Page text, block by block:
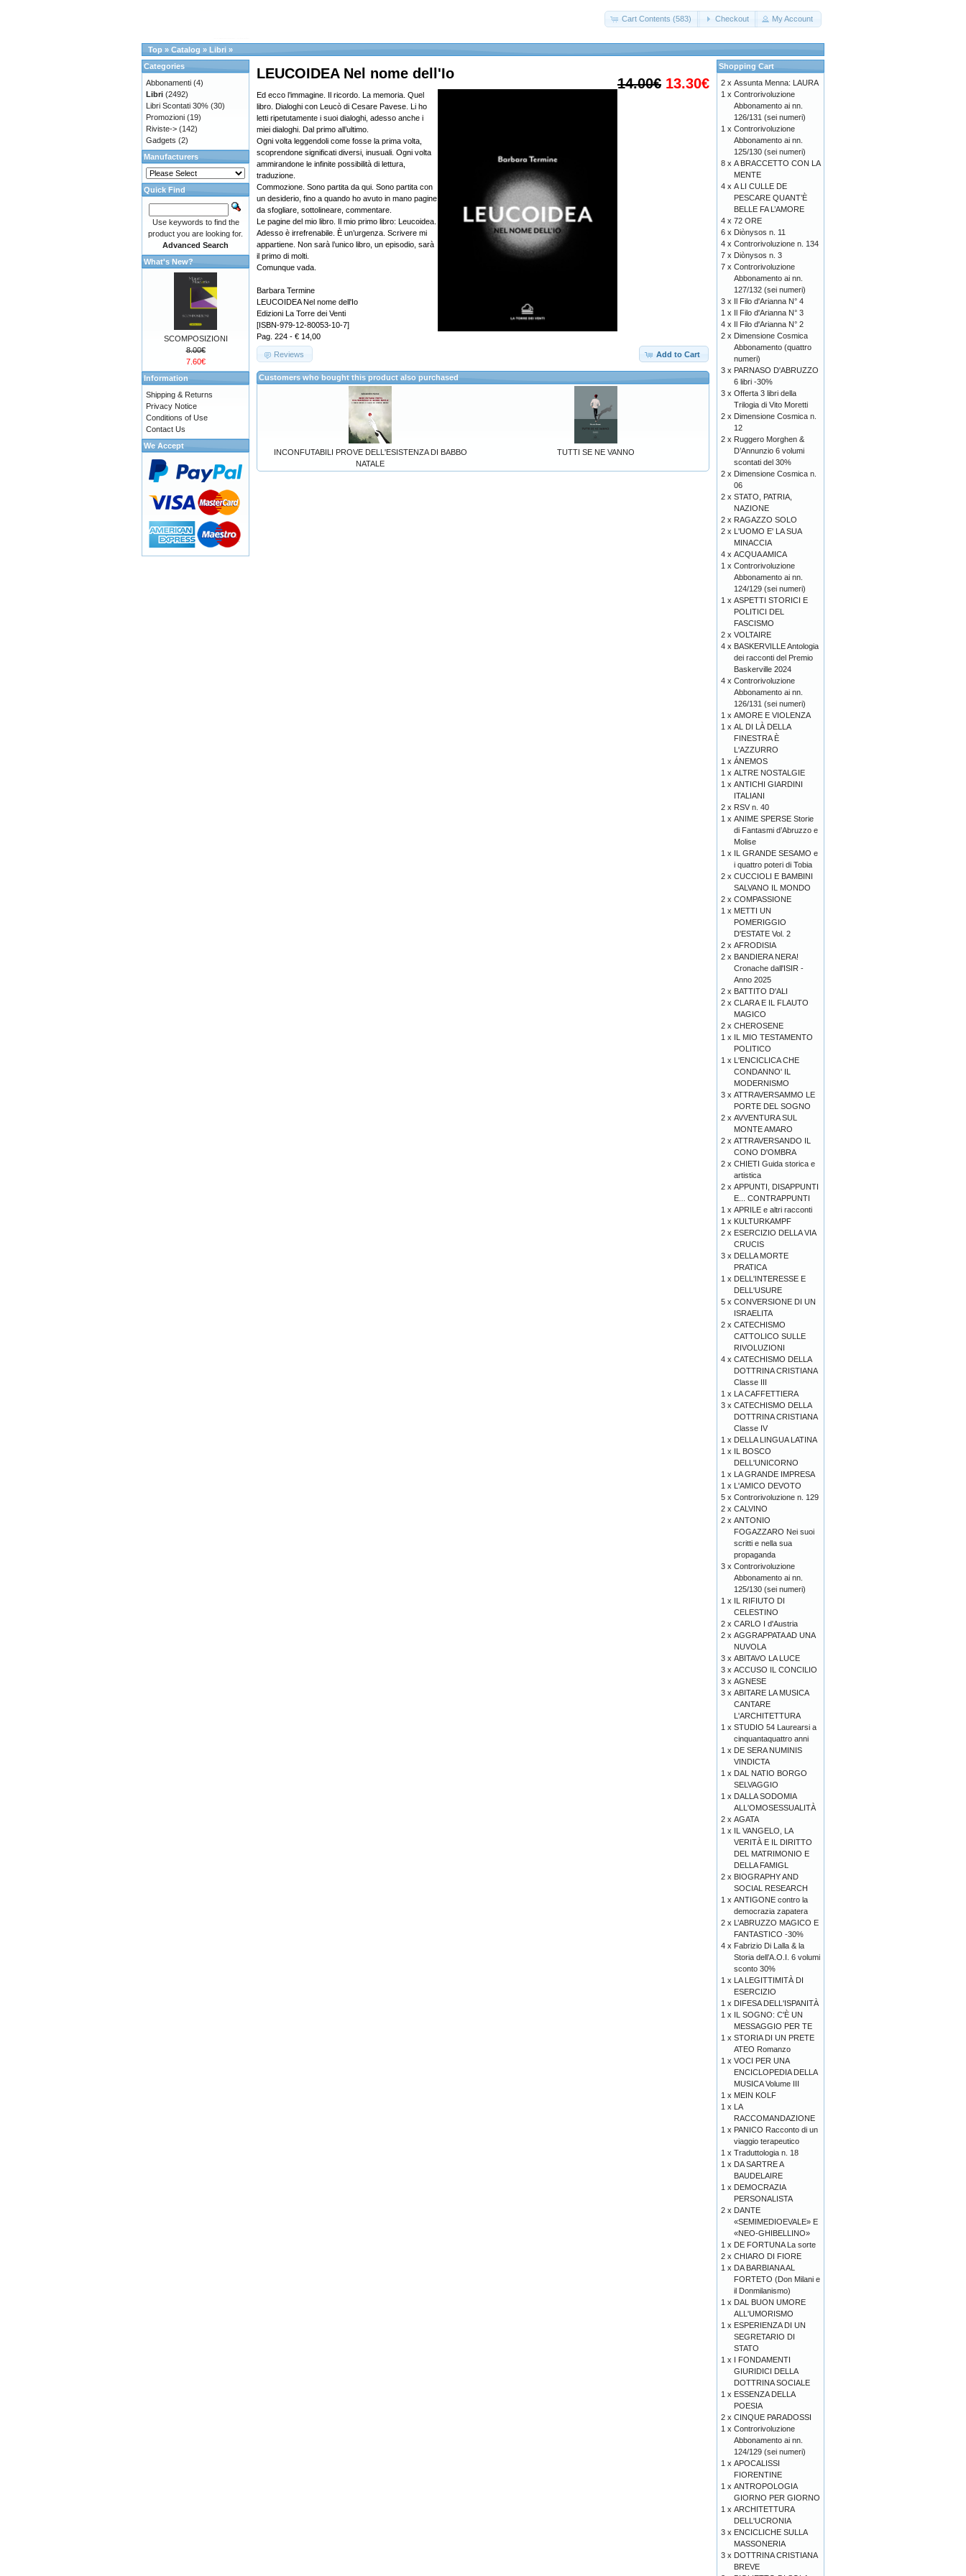
Cart Contents (583) Checkout My Account
Top » Catalog » Libri »
14.00€ 13.30€
LEUCOIDEA Nel nome dell'Io
Ed ecco l’immagine. Il ricordo. La memoria. Quel
libro. Dialoghi con Leucò di Cesare Pavese. Li ho
letti ripetutamente i suoi dialoghi, adesso anche i
miei dialoghi. Dal primo all’ultimo.
Ogni volta leggendoli come fosse la prima volta,
scoprendone significati diversi, inusuali. Ogni volta
ammirandone le infinite possibilità di lettura,
traduzione.
Commozione. Sono partita da qui. Sono partita con
un desiderio, fino a quando ho avuto in mano pagine
da sfogliare, sottolineare, commentare.
Le pagine del mio libro. Il mio primo libro: Leucoidea.
Adesso è irrefrenabile. È un’urgenza. Scrivere mi
appartiene. Non sarà l’unico libro, un episodio, sarà
il primo di molti.
Comunque vada.
Barbara Termine
LEUCOIDEA Nel nome dell'Io
Edizioni La Torre dei Venti
[ISBN-979-12-80053-10-7]
Pag. 224 - € 14,00
Add to Cart
Reviews
Customers who bought this product also purchased
INCONFUTABILI PROVE DELL'ESISTENZA DI BABBO
NATALE
TUTTI SE NE VANNO
Categories
Abbonamenti (4)
Libri (2492)
Libri Scontati 30% (30)
Promozioni (19)
Riviste-> (142)
Gadgets (2)
Manufacturers
Quick Find
Use keywords to find the
product you are looking for.
Advanced Search
What's New?
SCOMPOSIZIONI
8.00€
7.60€
Information
Shipping & Returns
Privacy Notice
Conditions of Use
Contact Us
We Accept
Shopping Cart
2 x Assunta Menna: LAURA
1 x Controrivoluzione
Abbonamento ai nn.
126/131 (sei numeri)
1 x Controrivoluzione
Abbonamento ai nn.
125/130 (sei numeri)
8 x A BRACCETTO CON LA
MENTE
4 x A LI CULLE DE
PESCARE QUANT’È
BELLE FA L’AMORE
4 x 72 ORE
6 x Diònysos n. 11
4 x Controrivoluzione n. 134
7 x Diònysos n. 3
7 x Controrivoluzione
Abbonamento ai nn.
127/132 (sei numeri)
3 x Il Filo d'Arianna N° 4
1 x Il Filo d'Arianna N° 3
4 x Il Filo d'Arianna N° 2
2 x Dimensione Cosmica
Abbonamento (quattro
numeri)
3 x PARNASO D'ABRUZZO
6 libri -30%
3 x Offerta 3 libri della
Trilogia di Vito Moretti
2 x Dimensione Cosmica n.
12
2 x Ruggero Morghen &
D’Annunzio 6 volumi
scontati del 30%
2 x Dimensione Cosmica n.
06
2 x STATO, PATRIA,
NAZIONE
2 x RAGAZZO SOLO
2 x L'UOMO E' LA SUA
MINACCIA
4 x ACQUA AMICA
1 x Controrivoluzione
Abbonamento ai nn.
124/129 (sei numeri)
1 x ASPETTI STORICI E
POLITICI DEL
FASCISMO
2 x VOLTAIRE
4 x BASKERVILLE Antologia
dei racconti del Premio
Baskerville 2024
4 x Controrivoluzione
Abbonamento ai nn.
126/131 (sei numeri)
1 x AMORE E VIOLENZA
1 x AL DI LÀ DELLA
FINESTRA È
L'AZZURRO
1 x ÁNEMOS
1 x ALTRE NOSTALGIE
1 x ANTICHI GIARDINI
ITALIANI
2 x RSV n. 40
1 x ANIME SPERSE Storie
di Fantasmi d’Abruzzo e
Molise
1 x IL GRANDE SESAMO e
i quattro poteri di Tobia
2 x CUCCIOLI E BAMBINI
SALVANO IL MONDO
2 x COMPASSIONE
1 x METTI UN
POMERIGGIO
D'ESTATE Vol. 2
2 x AFRODISIA
2 x BANDIERA NERA!
Cronache dall'ISIR -
Anno 2025
2 x BATTITO D'ALI
2 x CLARA E IL FLAUTO
MAGICO
2 x CHEROSENE
1 x IL MIO TESTAMENTO
POLITICO
1 x L'ENCICLICA CHE
CONDANNO' IL
MODERNISMO
3 x ATTRAVERSAMMO LE
PORTE DEL SOGNO
2 x AVVENTURA SUL
MONTE AMARO
2 x ATTRAVERSANDO IL
CONO D'OMBRA
2 x CHIETI Guida storica e
artistica
2 x APPUNTI, DISAPPUNTI
E... CONTRAPPUNTI
1 x APRILE e altri racconti
1 x KULTURKAMPF
2 x ESERCIZIO DELLA VIA
CRUCIS
3 x DELLA MORTE
PRATICA
1 x DELL'INTERESSE E
DELL'USURE
5 x CONVERSIONE DI UN
ISRAELITA
2 x CATECHISMO
CATTOLICO SULLE
RIVOLUZIONI
4 x CATECHISMO DELLA
DOTTRINA CRISTIANA
Classe III
1 x LA CAFFETTIERA
3 x CATECHISMO DELLA
DOTTRINA CRISTIANA
Classe IV
1 x DELLA LINGUA LATINA
1 x IL BOSCO
DELL'UNICORNO
1 x LA GRANDE IMPRESA
1 x L'AMICO DEVOTO
5 x Controrivoluzione n. 129
2 x CALVINO
2 x ANTONIO
FOGAZZARO Nei suoi
scritti e nella sua
propaganda
3 x Controrivoluzione
Abbonamento ai nn.
125/130 (sei numeri)
1 x IL RIFIUTO DI
CELESTINO
2 x CARLO I d'Austria
2 x AGGRAPPATA AD UNA
NUVOLA
3 x ABITAVO LA LUCE
3 x ACCUSO IL CONCILIO
3 x AGNESE
3 x ABITARE LA MUSICA
CANTARE
L'ARCHITETTURA
1 x STUDIO 54 Laurearsi a
cinquantaquattro anni
1 x DE SERA NUMINIS
VINDICTA
1 x DAL NATIO BORGO
SELVAGGIO
1 x DALLA SODOMIA
ALL'OMOSESSUALITÀ
2 x AGATA
1 x IL VANGELO, LA
VERITÀ E IL DIRITTO
DEL MATRIMONIO E
DELLA FAMIGL
2 x BIOGRAPHY AND
SOCIAL RESEARCH
1 x ANTIGONE contro la
democrazia zapatera
2 x L’ABRUZZO MAGICO E
FANTASTICO -30%
4 x Fabrizio Di Lalla & la
Storia dell’A.O.I. 6 volumi
sconto 30%
1 x LA LEGITTIMITÀ DI
ESERCIZIO
1 x DIFESA DELL'ISPANITÀ
1 x IL SOGNO: C'È UN
MESSAGGIO PER TE
1 x STORIA DI UN PRETE
ATEO Romanzo
1 x VOCI PER UNA
ENCICLOPEDIA DELLA
MUSICA Volume III
1 x MEIN KOLF
1 x LA
RACCOMANDAZIONE
1 x PANICO Racconto di un
viaggio terapeutico
1 x Traduttologia n. 18
1 x DA SARTRE A
BAUDELAIRE
1 x DEMOCRAZIA
PERSONALISTA
2 x DANTE
«SEMIMEDIOEVALE» E
«NEO-GHIBELLINO»
1 x DE FORTUNA La sorte
2 x CHIARO DI FIORE
1 x DA BARBIANA AL
FORTETO (Don Milani e
il Donmilanismo)
1 x DAL BUON UMORE
ALL'UMORISMO
1 x ESPERIENZA DI UN
SEGRETARIO DI
STATO
1 x I FONDAMENTI
GIURIDICI DELLA
DOTTRINA SOCIALE
1 x ESSENZA DELLA
POESIA
2 x CINQUE PARADOSSI
1 x Controrivoluzione
Abbonamento ai nn.
124/129 (sei numeri)
1 x APOCALISSI
FIORENTINE
1 x ANTROPOLOGIA
GIORNO PER GIORNO
1 x ARCHITETTURA
DELL'UCRONIA
3 x ENCICLICHE SULLA
MASSONERIA
3 x DOTTRINA CRISTIANA
BREVE